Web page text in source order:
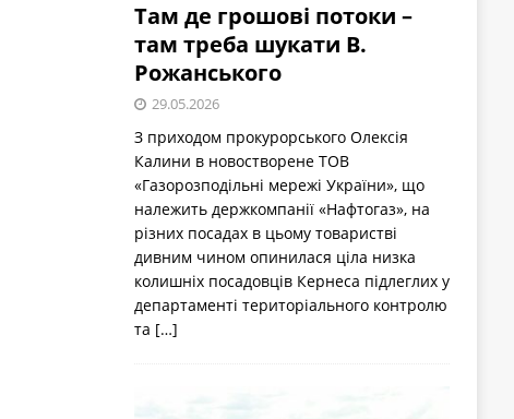
Там де грошові потоки –
там треба шукати В.
Рожанського
29.05.2026
З приходом прокурорського Олексія
Калини в новостворене ТОВ
«Газорозподільні мережі України», що
належить держкомпанії «Нафтогаз», на
різних посадах в цьому товаристві
дивним чином опинилася ціла низка
колишніх посадовців Кернеса підлеглих у
департаменті територіального контролю
та […]